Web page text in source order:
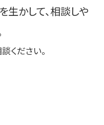
生かして、相談しや
ください。